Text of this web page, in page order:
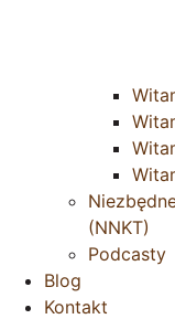
(NNKT)
Podcasty
Blog
Kontakt